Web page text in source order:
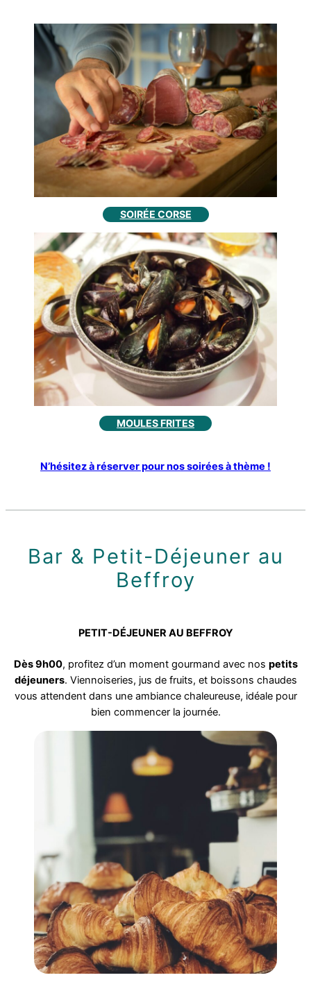
SOIRÉE CORSE
MOULES FRITES
N’hésitez à réserver pour nos soirées à thème !
Bar & Petit-Déjeuner au
Beffroy
PETIT-DÉJEUNER AU BEFFROY
Dès 9h00, profitez d’un moment gourmand avec nos petits
déjeuners. Viennoiseries, jus de fruits, et boissons chaudes
vous attendent dans une ambiance chaleureuse, idéale pour
bien commencer la journée.